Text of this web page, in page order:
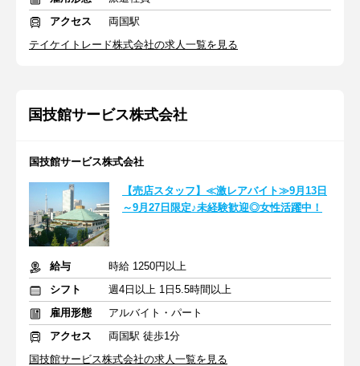
アクセス
両国駅
テイケイトレード株式会社の求人一覧を見る
国技館サービス株式会社
国技館サービス株式会社
【売店スタッフ】≪激レアバイト≫9月13日
～9月27日限定♪未経験歓迎◎女性活躍中！
給与
時給 1250円以上
シフト
週4日以上 1日5.5時間以上
雇用形態
アルバイト・パート
アクセス
両国駅 徒歩1分
国技館サービス株式会社の求人一覧を見る